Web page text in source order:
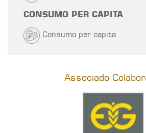
CONSUMO PER CAPITA
Consumo per capita
Associado